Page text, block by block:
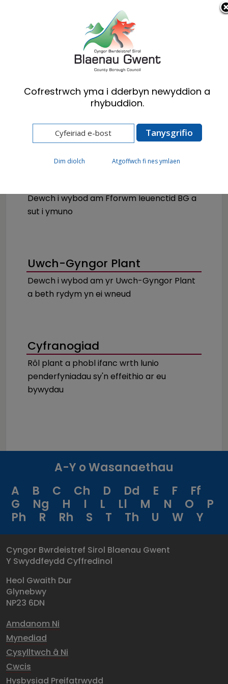
Cymraeg English
Cyngor Plant a Phobl Ifanc
Fforwm Ieuenctid Blaenau
Dewch i wybod am Fforwm Ieuenctid BG a
sut i ymuno
Uwch-Gyngor Plant
Dewch i wybod am yr Uwch-Gyngor Plant
a beth rydym yn ei wneud
Cyfranogiad
Rôl plant a phobl ifanc wrth lunio
penderfyniadau sy'n effeithio ar eu
bywydau
A-Y o Wasanaethau
A
B C Ch D Dd E F
Ff
G
Ng H I L Ll M N O
P
Ph
R Rh S T Th U W Y
Cyngor Bwrdeistref Sirol Blaenau Gwent
Y Swyddfeydd Cyffredinol
Heol Gwaith Dur
Glynebwy
NP23 6DN
Amdanom Ni
Mynediad
Cysylltwch â Ni
Cwcis
Hysbysiad Preifatrwydd
Cofrestrwch yma i dderbyn newyddion a
rhybuddion.
Dim diolch Atgoffwch fi nes ymlaen